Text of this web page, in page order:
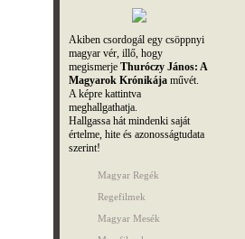
Akiben csordogál egy csöppnyi
magyar vér, illő, hogy
megismerje Thuróczy János: A
Magyarok Krónikájaművét.
A képre kattintva
meghallgathatja.
Hallgassa hát mindenki saját
értelme, hite és azonosságtudata
szerint!
Magyar Regék
Regefilmek
Magyar Mesék